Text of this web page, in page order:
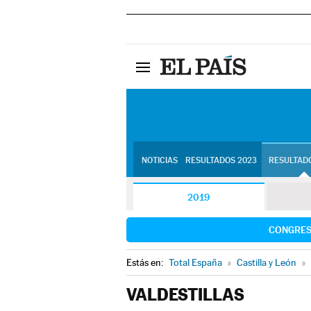
NOTICIAS RESULTADOS 2023
2019
Estás en: Total España » Castilla y León »
VALDESTILLAS